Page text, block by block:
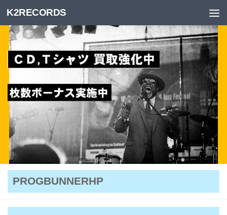
Skip to content
K2RECORDS
PROGBUNNERHP